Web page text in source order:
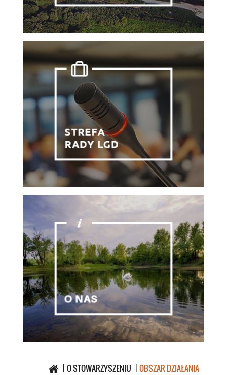
O STOWARZYSZENIU OBSZAR DZIAŁANIA